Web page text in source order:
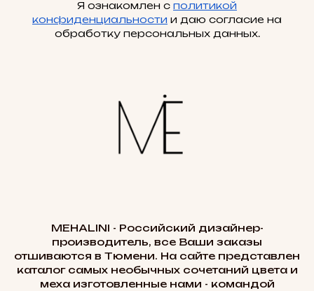
Я ознакомлен с политикой
конфиденциальности и даю согласие на
обработку персональных данных.
MEHALINI - Российский дизайнер-
производитель, все Ваши заказы
отшиваются в Тюмени. На сайте представлен
каталог самых необычных сочетаний цвета и
меха изготовленные нами - командой